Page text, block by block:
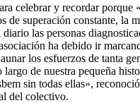
celebrar y recordar porque
de superación constante, la
las personas
ha debido ir
los esfuerzos de tanta
largo de nuestra pequeña
sin todas ellas»,
del colectivo.